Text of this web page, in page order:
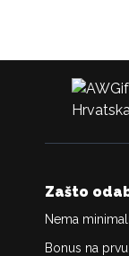
Zašto
Nema
Bonus na